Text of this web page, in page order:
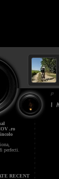
.ro
perfecti.
RECENT